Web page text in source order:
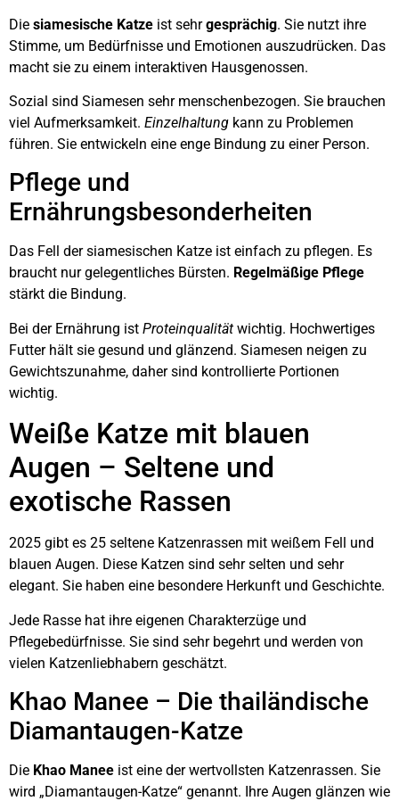
Die siamesische Katze ist sehrgesprächig. Sie nutzt ihre
Stimme, um Bedürfnisse und Emotionen auszudrücken. Das
macht sie zu einem interaktiven Hausgenossen.
Sozial sind Siamesen sehr menschenbezogen. Sie brauchen
viel Aufmerksamkeit. Einzelhaltung kann zu Problemen
führen. Sie entwickeln eine enge Bindung zu einer Person.
Pflege und
Ernährungsbesonderheiten
Das Fell der siamesischen Katze ist einfach zu pflegen. Es
braucht nur gelegentliches Bürsten. Regelmäßige Pflege
stärkt die Bindung.
Bei der Ernährung ist Proteinqualität wichtig. Hochwertiges
Futter hält sie gesund und glänzend. Siamesen neigen zu
Gewichtszunahme, daher sind kontrollierte Portionen
wichtig.
Weiße Katze mit blauen
Augen – Seltene und
exotische Rassen
2025 gibt es 25 seltene Katzenrassen mit weißem Fell und
blauen Augen. Diese Katzen sind sehr selten und sehr
elegant. Sie haben eine besondere Herkunft und Geschichte.
Jede Rasse hat ihre eigenen Charakterzüge und
Pflegebedürfnisse. Sie sind sehr begehrt und werden von
vielen Katzenliebhabern geschätzt.
Khao Manee – Die thailändische
Diamantaugen-Katze
Die Khao Manee ist eine der wertvollsten Katzenrassen. Sie
wird „Diamantaugen-Katze“ genannt. Ihre Augen glänzen wie